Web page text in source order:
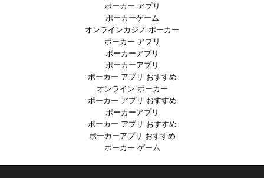
ポーカー アプリ
ポーカーゲーム
オンラインカジノ ポーカー
ポーカー アプリ
ポーカーアプリ
ポーカーアプリ
ポーカー アプリ おすすめ
オンライン ポーカー
ポーカー アプリ おすすめ
ポーカーアプリ
ポーカー アプリ おすすめ
ポーカーアプリ おすすめ
ポーカー ゲーム